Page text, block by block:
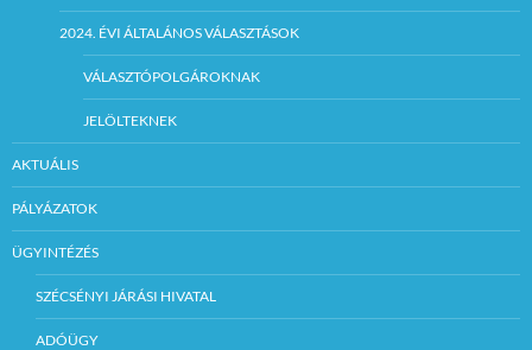
2024. ÉVI ÁLTALÁNOS VÁLASZTÁSOK
VÁLASZTÓPOLGÁROKNAK
JELÖLTEKNEK
AKTUÁLIS
PÁLYÁZATOK
ÜGYINTÉZÉS
SZÉCSÉNYI JÁRÁSI HIVATAL
ADÓÜGY